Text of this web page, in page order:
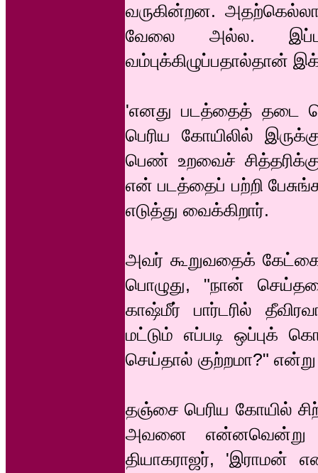
வருகின்றன.
வேலை அல்ல.
வம்புக்கிழுப்பதால்தான்
'எனது படத்தைத் தடை
பெரிய கோயிலில்
பெண் உறவைச்
என் படத்தைப் பற்றி
எடுத்து வைக்கிறார்.
அவர் கூறுவதைக்
பொழுது, "நான்
காஷ்மீர் பார்டரில்
மட்டும் எப்படி ஒப்புக்
செய்தால் குற்றமா?"
தஞ்சை பெரிய கோயில்
அவனை என்னவென்று
தியாகராஜர், 'இராமன்